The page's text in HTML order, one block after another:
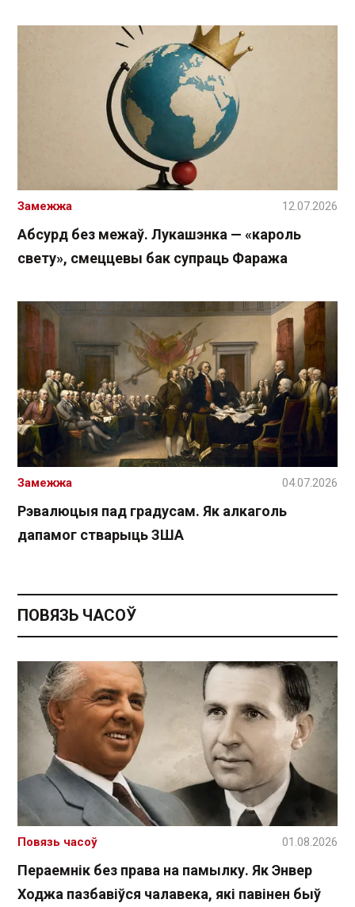
Абсурд без межаў. Лукашэнка — «кароль
свету», смеццевы бак супраць Фаража
Замежжа 12.07.2026
Рэвалюцыя пад градусам. Як алкаголь
дапамог стварыць ЗША
Замежжа 04.07.2026
ПОВЯЗЬ ЧАСОЎ
Пераемнік без права на памылку. Як Энвер
Ходжа пазбавіўся чалавека, які павінен быў
Повязь часоў 01.08.2026